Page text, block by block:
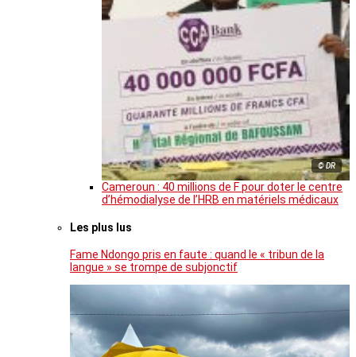
© DR
Cameroun : 40 millions de F pour doter le centre
d’hémodialyse de l’HRB en matériels médicaux
Les plus lus
Fame Ndongo pris en faute : quand le « tribun de la
langue » se trompe de subjonctif